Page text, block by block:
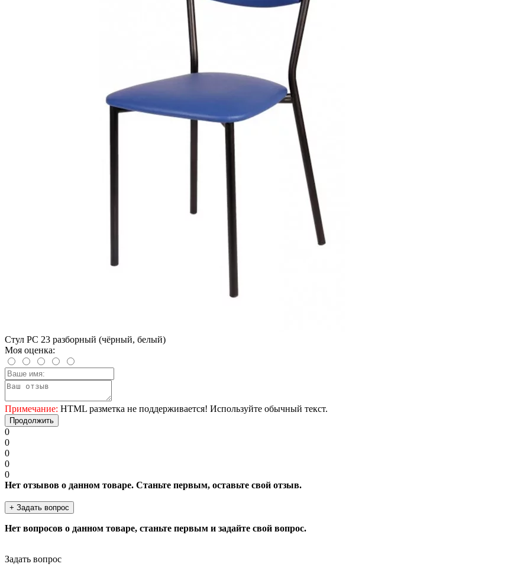
Стул РС 23 разборный (чёрный, белый)
Моя оценка:
Примечание: HTML разметка не поддерживается! Используйте обычный текст.
Продолжить
0
0
0
0
0
Нет отзывов о данном товаре. Станьте первым, оставьте свой отзыв.
+ Задать вопрос
Нет вопросов о данном товаре, станьте первым и задайте свой вопрос.
Задать вопрос